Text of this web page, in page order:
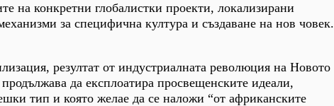
на конкретни глобалистки проекти, локализирани
за специфична култура и създаване на нов човек.
резултат от индустриалната революция на Новото
да експлоатира просвещенските идеали,
тип и която желае да се наложи “от африканските